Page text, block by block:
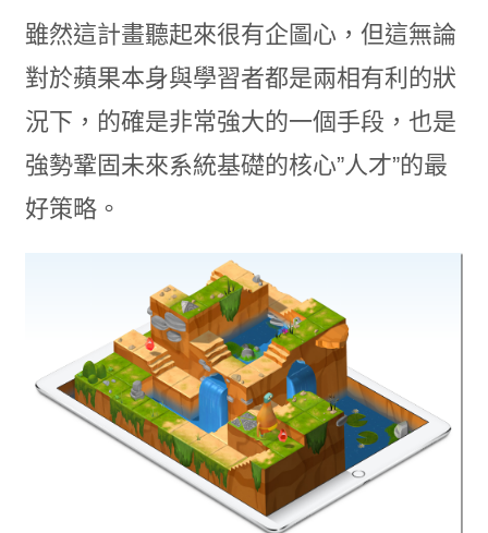
雖然這計畫聽起來很有企圖心，但這無論
對於蘋果本身與學習者都是兩相有利的狀
況下，的確是非常強大的一個手段，也是
強勢鞏固未來系統基礎的核心”人才”的最
好策略。